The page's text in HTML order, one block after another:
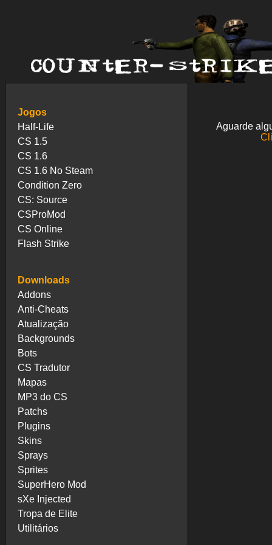
Jogos
Half-Life
CS 1.5
CS 1.6
CS 1.6 No Steam
Condition Zero
CS: Source
CSProMod
CS Online
Flash Strike
Downloads
Addons
Anti-Cheats
Atualização
Backgrounds
Bots
CS Tradutor
Mapas
MP3 do CS
Patchs
Plugins
Skins
Sprays
Sprites
SuperHero Mod
sXe Injected
Tropa de Elite
Utilitários
Aguarde